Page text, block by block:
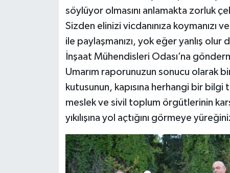
söylüyor olmasını anlamakta zorluk
Sizden elinizi vicdanınıza koymanızı
ile paylaşmanızı, yok eğer yanlış
İnşaat Mühendisleri Odası’na
Umarım raporunuzun sonucu olarak
kutusunun, kapısına herhangi bir
meslek ve sivil toplum örgütlerinin
yıkılışına yol açtığını görmeye